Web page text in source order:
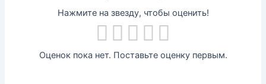
Нажмите на звезду, чтобы оценить!
Оценок пока нет. Поставьте оценку первым.